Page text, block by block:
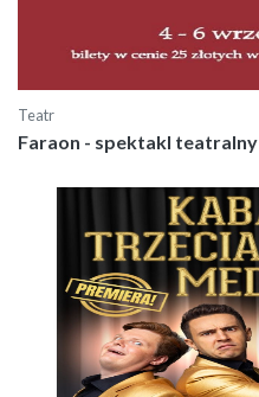
Teatr
Faraon - spektakl teatralny